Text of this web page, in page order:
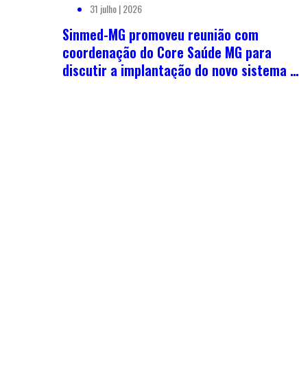
31 julho | 2026
Sinmed-MG promoveu reunião com
coordenação do Core Saúde MG para
discutir a implantação do novo sistema de